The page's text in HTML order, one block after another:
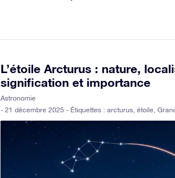
L’étoile Arcturus : nature,
signification et importance
Astronomie
- 21 décembre 2025 - Étiquettes : arcturus, étoile,